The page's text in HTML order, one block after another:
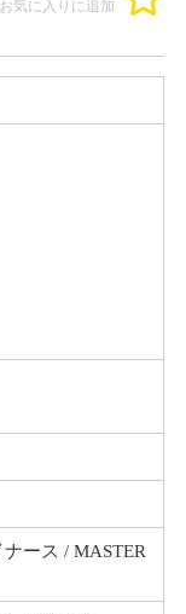
お気に入りに追加
ース / MASTER